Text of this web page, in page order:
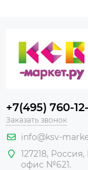
+7(495) 760-
Заказать звонок
info@ksv-
127218, Россия,
офис №621.